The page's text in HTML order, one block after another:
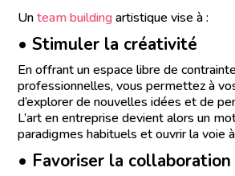
Unteam buildingartistique vise à :
• Stimuler la créativité
En offrant un espace libre de
professionnelles, vous permettez à
d’explorer de nouvelles idées et de
L’art en entreprise devient alors un
paradigmes habituels et ouvrir la voie à
• Favoriser la collaboration